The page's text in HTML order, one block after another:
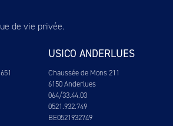
de vie privée.
USICO ANDERLUES
Chaussée de Mons 211
6150 Anderlues
064/33.44.03
0521.932.749
BE0521932749